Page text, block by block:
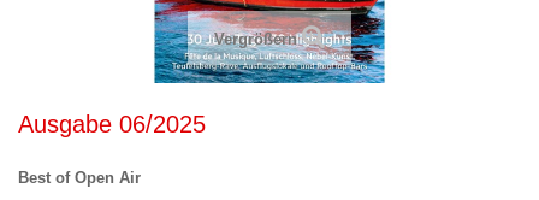
Vergrößern
Ausgabe 06/2025
Best of Open Air